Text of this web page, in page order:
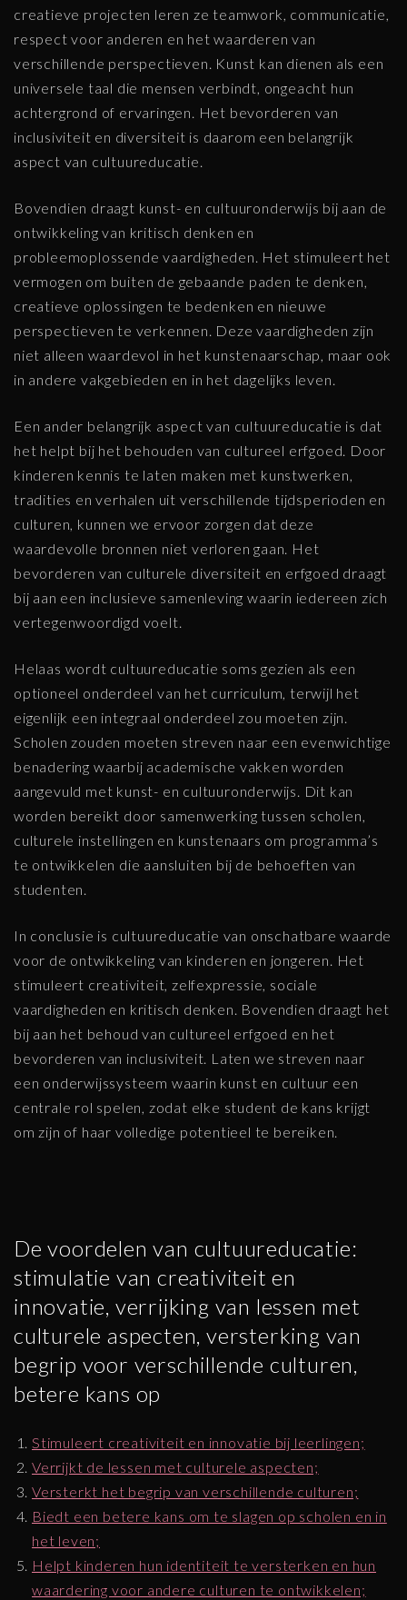
creatieve projecten leren ze teamwork, communicatie,
respect voor anderen en het waarderen van
verschillende perspectieven. Kunst kan dienen als een
universele taal die mensen verbindt, ongeacht hun
achtergrond of ervaringen. Het bevorderen van
inclusiviteit en diversiteit is daarom een belangrijk
aspect van cultuureducatie.
Bovendien draagt kunst- en cultuuronderwijs bij aan de
ontwikkeling van kritisch denken en
probleemoplossende vaardigheden. Het stimuleert het
vermogen om buiten de gebaande paden te denken,
creatieve oplossingen te bedenken en nieuwe
perspectieven te verkennen. Deze vaardigheden zijn
niet alleen waardevol in het kunstenaarschap, maar ook
in andere vakgebieden en in het dagelijks leven.
Een ander belangrijk aspect van cultuureducatie is dat
het helpt bij het behouden van cultureel erfgoed. Door
kinderen kennis te laten maken met kunstwerken,
tradities en verhalen uit verschillende tijdsperioden en
culturen, kunnen we ervoor zorgen dat deze
waardevolle bronnen niet verloren gaan. Het
bevorderen van culturele diversiteit en erfgoed draagt
bij aan een inclusieve samenleving waarin iedereen zich
vertegenwoordigd voelt.
Helaas wordt cultuureducatie soms gezien als een
optioneel onderdeel van het curriculum, terwijl het
eigenlijk een integraal onderdeel zou moeten zijn.
Scholen zouden moeten streven naar een evenwichtige
benadering waarbij academische vakken worden
aangevuld met kunst- en cultuuronderwijs. Dit kan
worden bereikt door samenwerking tussen scholen,
culturele instellingen en kunstenaars om programma’s
te ontwikkelen die aansluiten bij de behoeften van
studenten.
In conclusie is cultuureducatie van onschatbare waarde
voor de ontwikkeling van kinderen en jongeren. Het
stimuleert creativiteit, zelfexpressie, sociale
vaardigheden en kritisch denken. Bovendien draagt het
bij aan het behoud van cultureel erfgoed en het
bevorderen van inclusiviteit. Laten we streven naar
een onderwijssysteem waarin kunst en cultuur een
centrale rol spelen, zodat elke student de kans krijgt
om zijn of haar volledige potentieel te bereiken.
De voordelen van cultuureducatie:
stimulatie van creativiteit en
innovatie, verrijking van lessen met
culturele aspecten, versterking van
begrip voor verschillende culturen,
betere kans op
Stimuleert creativiteit en innovatie bij leerlingen;
Verrijkt de lessen met culturele aspecten;
Versterkt het begrip van verschillende culturen;
Biedt een betere kans om te slagen op scholen en in
het leven;
Helpt kinderen hun identiteit te versterken en hun
waardering voor andere culturen te ontwikkelen;